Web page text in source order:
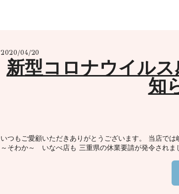
2020/04/20
新型コロナウイル
知
いつもご愛顧いただきありがとうございます。 当店で
～そわか～ いなべ店も 三重県の休業要請が発令され